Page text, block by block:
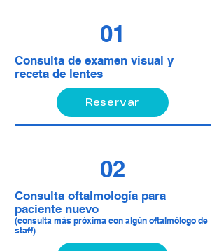
01
Consulta de examen visual y
receta de lentes
Reservar
02
Consulta oftalmología para
paciente nuevo
(consulta más próxima con algún oftalmólogo de
staff)